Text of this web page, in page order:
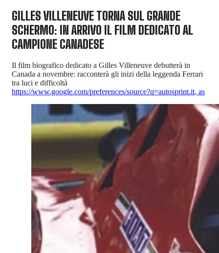
GILLES VILLENEUVE TORNA SUL GRANDE
SCHERMO: IN ARRIVO IL FILM DEDICATO AL
CAMPIONE CANADESE
Il film biografico dedicato a Gilles Villeneuve debutterà in
Canada a novembre: racconterà gli inizi della leggenda Ferrari
tra luci e difficoltà
https://www.google.com/preferences/source?q=autosprint.it, as